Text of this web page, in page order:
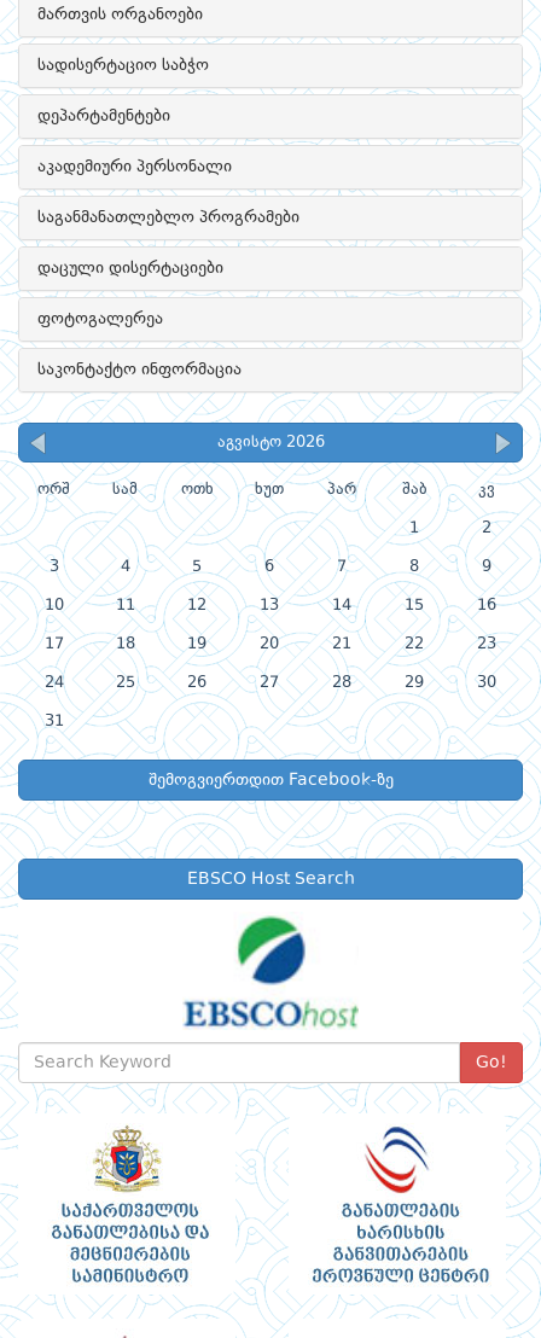
მართვის ორგანოები
სადისერტაციო საბჭო
დეპარტამენტები
აკადემიური პერსონალი
საგანმანათლებლო პროგრამები
დაცული დისერტაციები
ფოტოგალერეა
საკონტაქტო ინფორმაცია
აგვისტო 2026
ორშ სამ ოთხ ხუთ პარ შაბ კვ
1 2
3 4 5 6 7 8 9
10 11 12 13 14 15 16
17 18 19 20 21 22 23
24 25 26 27 28 29 30
31
შემოგვიერთდით Facebook-ზე
EBSCO Host Search
Go!